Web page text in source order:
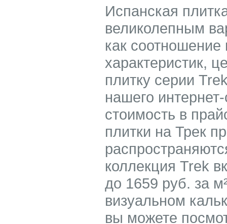
Испанская
великолепным
как соотношение
характеристик,
плитку серии
нашего
стоимость в
плитки на Трек
коллекция Trek
до 1659 руб. за
визуальном
вы можете